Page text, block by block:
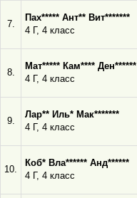
7.
Пах***** Ант** Вит*******
4 Г, 4 класс
8.
Мат***** Кам**** Ден******
4 Г, 4 класс
9.
Лар** Иль* Мак*******
4 Г, 4 класс
10.
Коб* Вла****** Анд******
4 Г, 4 класс